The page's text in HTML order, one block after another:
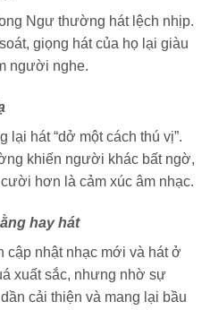
Ngư thường hát lệch nhịp.
giọng hát của họ lại giàu
người nghe.
hát “dở một cách thú vị”.
khiến người khác bất ngờ,
hơn là cảm xúc âm nhạc.
hay hát
cập nhật nhạc mới và hát ở
xuất sắc, nhưng nhờ sự
cải thiện và mang lại bầu